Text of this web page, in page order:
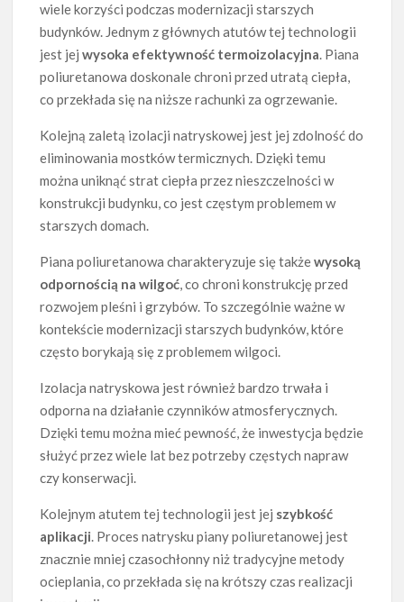
wiele korzyści podczas modernizacji starszych
budynków. Jednym z głównych atutów tej technologii
jest jejwysoka efektywność termoizolacyjna. Piana
poliuretanowa doskonale chroni przed utratą ciepła,
co przekłada się na niższe rachunki za ogrzewanie.
Kolejną zaletą izolacji natryskowej jest jej zdolność do
eliminowania mostków termicznych. Dzięki temu
można uniknąć strat ciepła przez nieszczelności w
konstrukcji budynku, co jest częstym problemem w
starszych domach.
Piana poliuretanowa charakteryzuje się takżewysoką
odpornością na wilgoć, co chroni konstrukcję przed
rozwojem pleśni i grzybów. To szczególnie ważne w
kontekście modernizacji starszych budynków, które
często borykają się z problemem wilgoci.
Izolacja natryskowa jest również bardzo trwała i
odporna na działanie czynników atmosferycznych.
Dzięki temu można mieć pewność, że inwestycja będzie
służyć przez wiele lat bez potrzeby częstych napraw
czy konserwacji.
Kolejnym atutem tej technologii jest jej szybkość
aplikacji. Proces natrysku piany poliuretanowej jest
znacznie mniej czasochłonny niż tradycyjne metody
ocieplania, co przekłada się na krótszy czas realizacji